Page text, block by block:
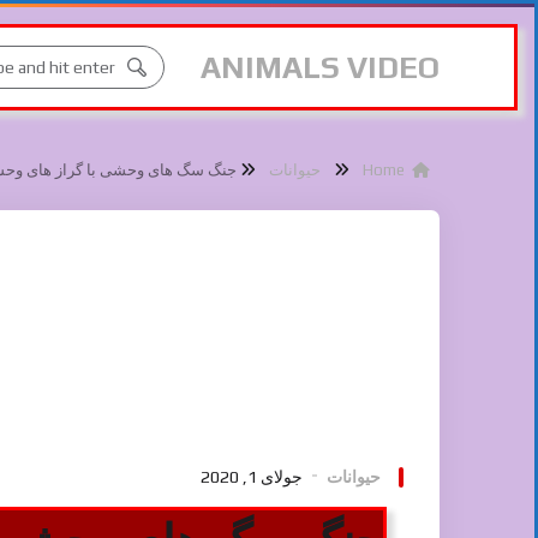
ANIMALS VIDEO
حیوانات جنگ سگ های وحشی با گراز های
حیوانات جولای 1, 2020